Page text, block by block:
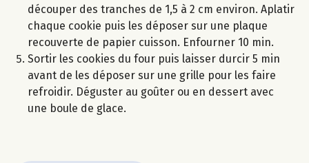
découper des tranches de 1,5 à 2 cm environ. Aplatir
chaque cookie puis les déposer sur une plaque
recouverte de papier cuisson. Enfourner 10 min.
Sortir les cookies du four puis laisser durcir 5 min
avant de les déposer sur une grille pour les faire
refroidir. Déguster au goûter ou en dessert avec
une boule de glace.